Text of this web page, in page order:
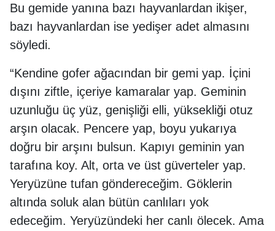
Bu gemide yanına bazı hayvanlardan ikişer,
bazı hayvanlardan ise yedişer adet almasını
söyledi.
“Kendine gofer ağacından bir gemi yap. İçini
dışını ziftle, içeriye kamaralar yap. Geminin
uzunluğu üç yüz, genişliği elli, yüksekliği otuz
arşın olacak. Pencere yap, boyu yukarıya
doğru bir arşını bulsun. Kapıyı geminin yan
tarafına koy. Alt, orta ve üst güverteler yap.
Yeryüzüne tufan göndereceğim. Göklerin
altında soluk alan bütün canlıları yok
edeceğim. Yeryüzündeki her canlı ölecek. Ama